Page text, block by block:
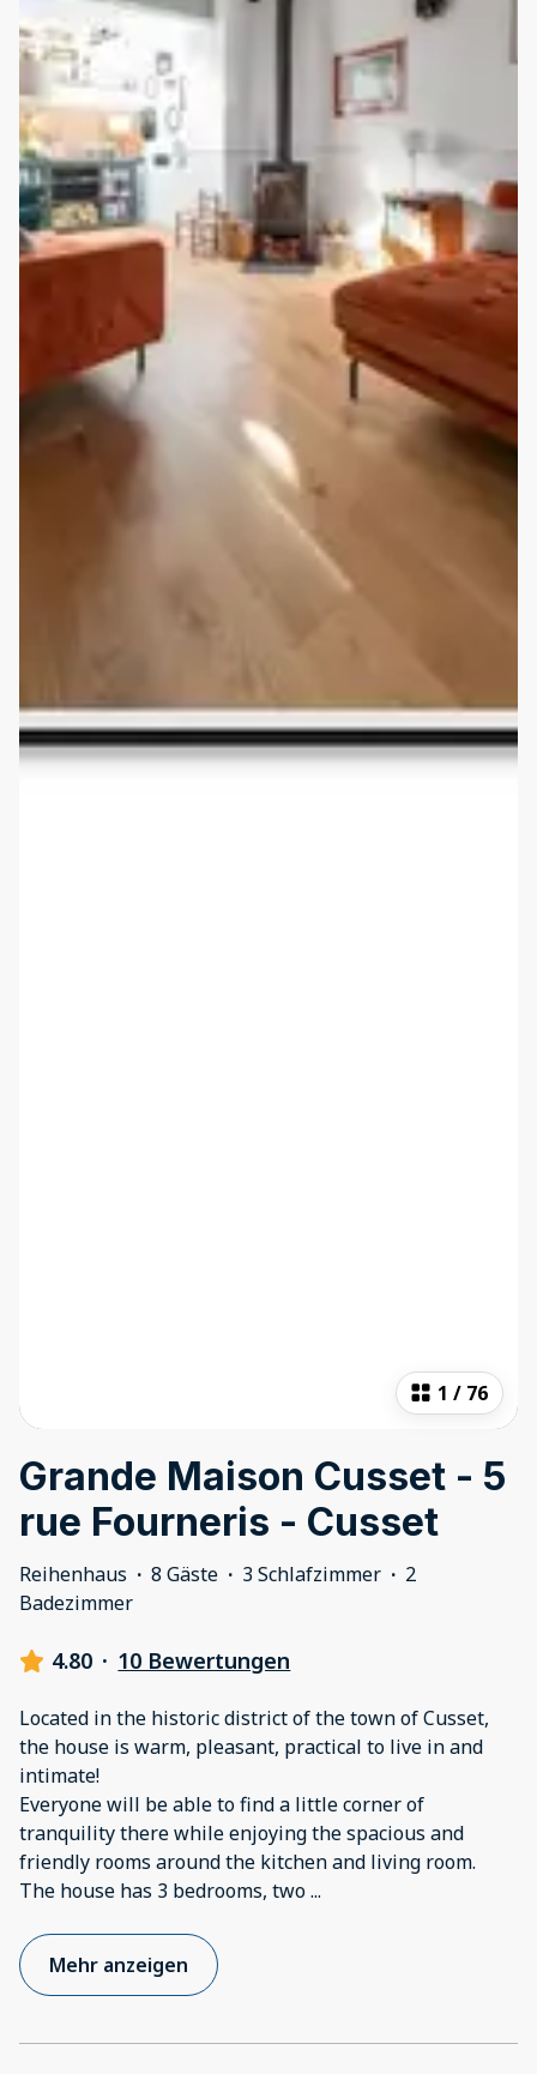
1 / 76
Grande Maison Cusset - 5
rue Fourneris - Cusset
Reihenhaus · 8 Gäste · 3 Schlafzimmer · 2
Badezimmer
4.80 · 10 Bewertungen
Located in the historic district of the town of Cusset,
the house is warm, pleasant, practical to live in and
intimate!
Everyone will be able to find a little corner of
tranquility there while enjoying the spacious and
friendly rooms around the kitchen and living room.
The house has 3 bedrooms, two...
Mehr anzeigen